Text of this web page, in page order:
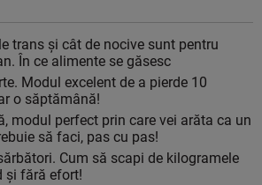
trans și cât de nocive sunt pentru
În ce alimente se găsesc
Modul excelent de a pierde 10
o săptămână!
modul perfect prin care vei arăta ca un
să faci, pas cu pas!
Cum să scapi de kilogramele
şi fără efort!